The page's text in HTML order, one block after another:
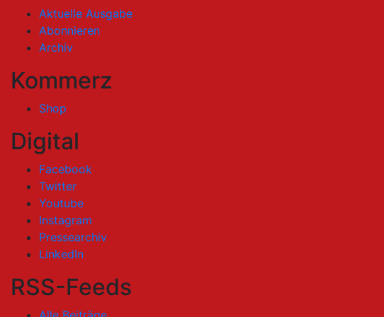
Aktuelle Ausgabe
Abonnieren
Archiv
Kommerz
Shop
Digital
Facebook
Twitter
Youtube
Instagram
Pressearchiv
LinkedIn
RSS-Feeds